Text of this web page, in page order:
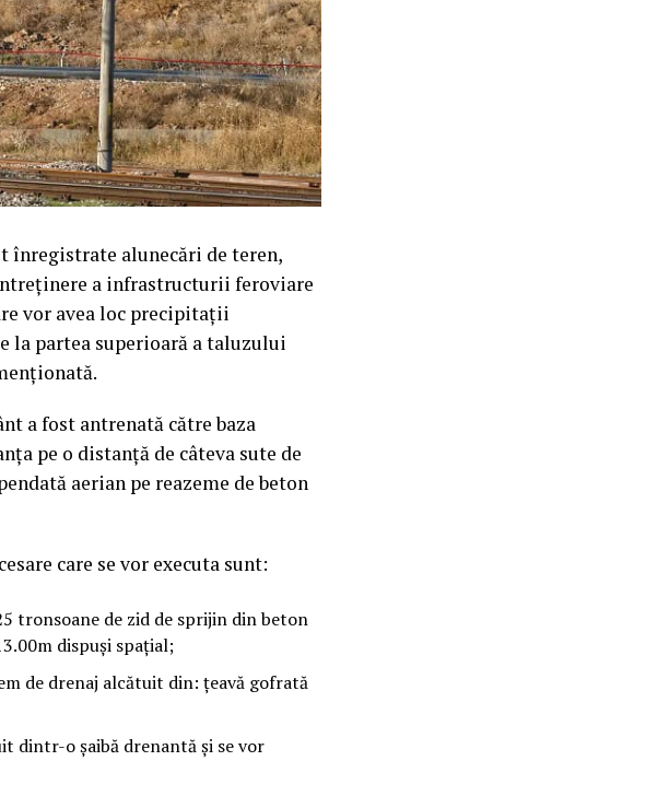
înregistrate alunecări de teren,
a infrastructurii feroviare
vor avea loc precipitații
la partea superioară a taluzului
a fost antrenată către baza
pe o distanță de câteva sute de
aerian pe reazeme de beton
care se vor executa sunt:
tronsoane de zid de sprijin din beton
dispuși spațial;
de drenaj alcătuit din: țeavă gofrată
dintr-o șaibă drenantă și se vor